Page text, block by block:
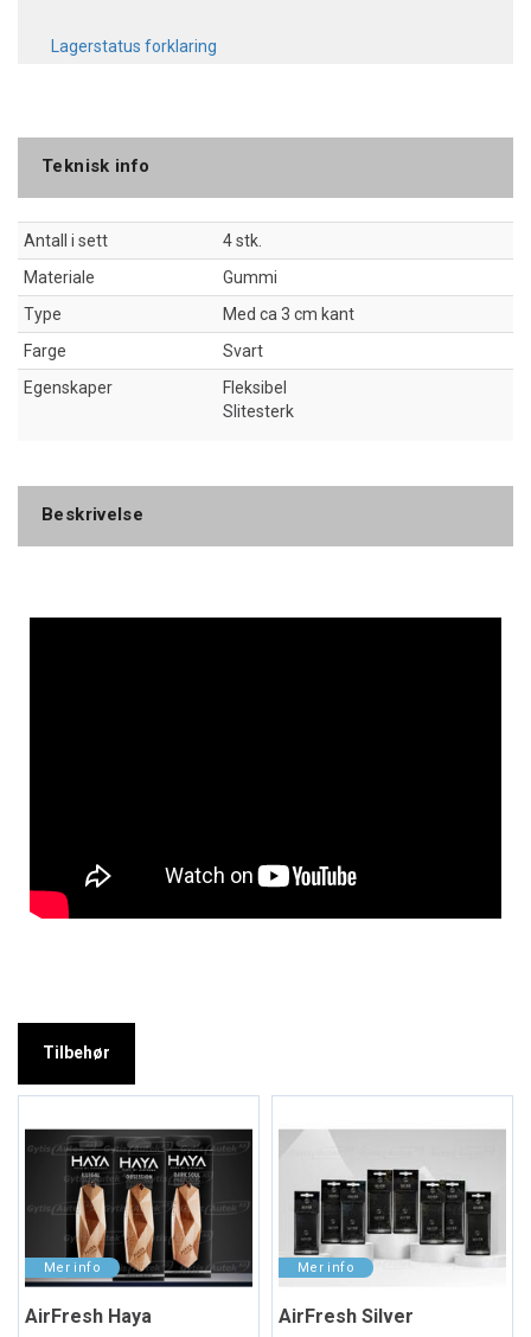
Lagerstatus forklaring
Teknisk info
Antall i sett
4 stk.
Materiale
Gummi
Type
Med ca 3 cm kant
Farge
Svart
Egenskaper
Fleksibel
Slitesterk
Beskrivelse
Tilbehør
AirFresh Haya AirFresh Silver